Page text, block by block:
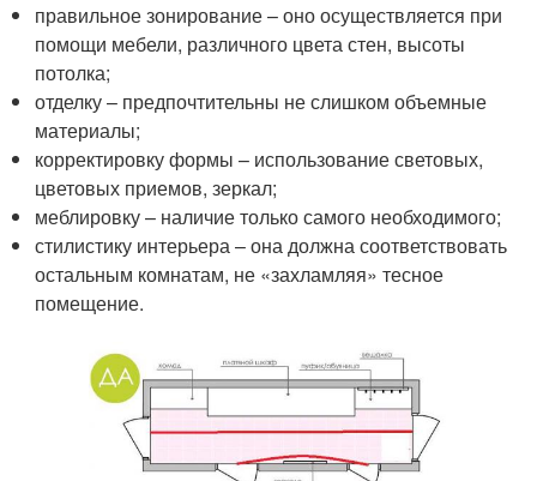
правильное зонирование – оно осуществляется при
помощи мебели, различного цвета стен, высоты
потолка;
отделку – предпочтительны не слишком объемные
материалы;
корректировку формы – использование световых,
цветовых приемов, зеркал;
меблировку – наличие только самого необходимого;
стилистику интерьера – она должна соответствовать
остальным комнатам, не «захламляя» тесное
помещение.